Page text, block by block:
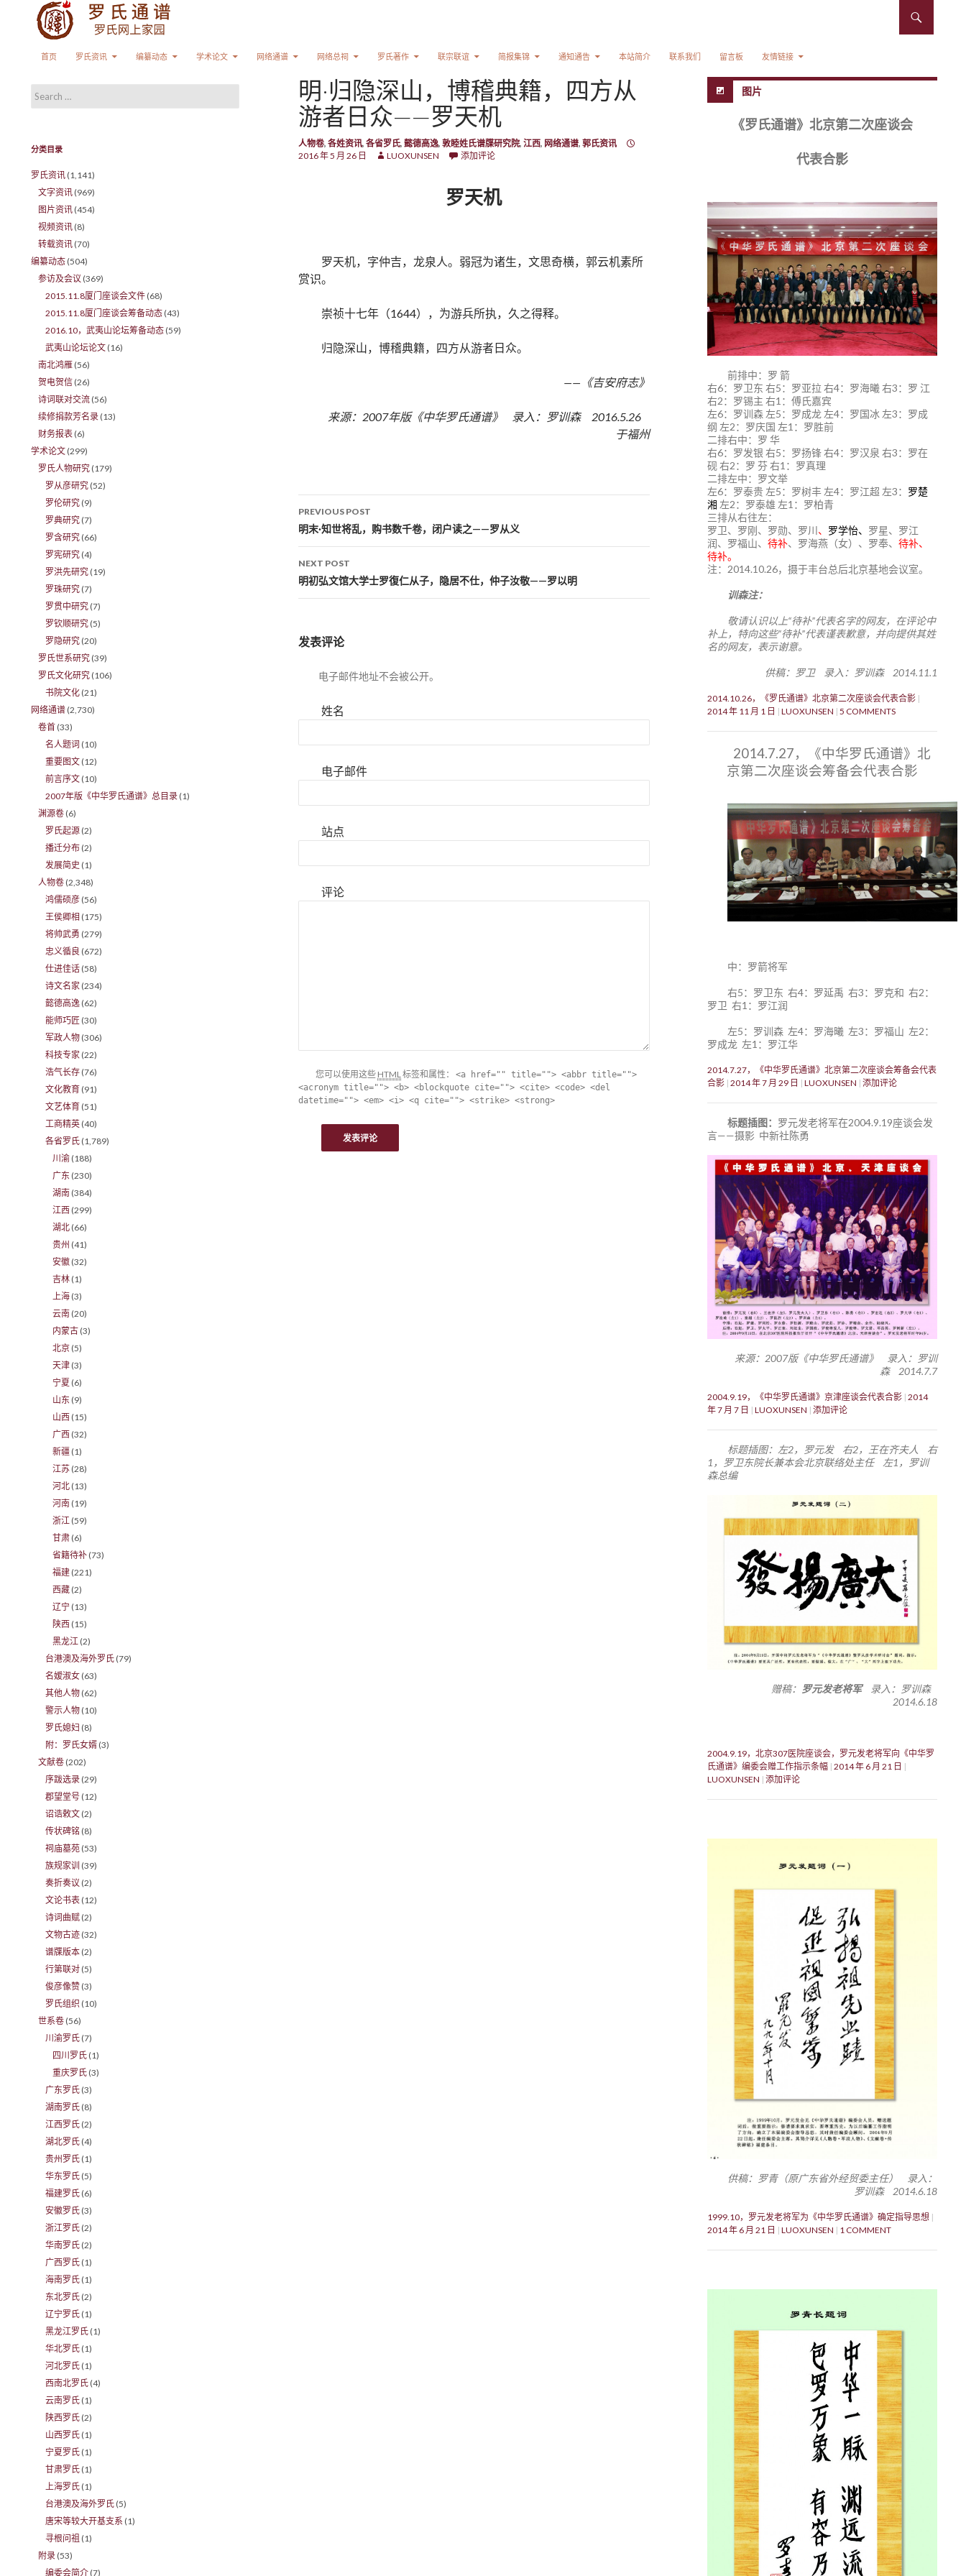
首页
罗氏资讯 编纂动态 学术论文 网络通谱 网络总祠 罗氏著作 联宗联谊 简报集锦 通知通告 本站简介 联系我们 留言板 友情链接
明·归隐深山，博稽典籍，四方从
游者日众——罗天机
人物卷, 各姓资讯, 各省罗氏, 懿德高逸, 敦睦姓氏谱牒研究院, 江西, 网络通谱, 郭氏资讯
2016 年 5 月 26 日
LUOXUNSEN 添加评论
罗天机
罗天机，字仲吉，龙泉人。弱冠为诸生，文思奇横，郭云机素所
赏识。
崇祯十七年（1644），为游兵所执，久之得释。
归隐深山，博稽典籍，四方从游者日众。
——《吉安府志》
来源：2007年版《中华罗氏通谱》 录入：罗训森 2016.5.26
于福州
Post navigation
PREVIOUS POST
明末·知世将乱，购书数千卷，闭户读之——罗从义
NEXT POST
明初弘文馆大学士罗復仁从子，隐居不仕，仲子汝敬——罗以明
发表评论
电子邮件地址不会被公开。
姓名
电子邮件
站点
评论
您可以使用这些 HTML标签和属性： <a href="" title=""> <abbr title="">
<acronym title=""> <b> <blockquote cite=""> <cite> <code> <del
datetime=""> <em> <i> <q cite=""> <strike> <strong>
图片
《罗氏通谱》北京第二次座谈会
代表合影
前排中：罗 箭
右6：罗卫东 右5：罗亚拉 右4：罗海曦 右3：罗 江
右2：罗锡主 右1：傅氏嘉宾
左6：罗训森 左5：罗成龙 左4：罗国冰 左3：罗成
纲 左2：罗庆国 左1：罗胜前
二排右中：罗 华
右6：罗发银 右5：罗扬锋 右4：罗汉泉 右3：罗在
砚 右2：罗 芬 右1：罗真理
二排左中：罗文举
左6：罗泰贵 左5：罗树丰 左4：罗江超 左3： 罗楚
湘 左2：罗泰雄 左1：罗柏青
三排从右往左：
罗卫、罗刚、罗勋、罗川、 罗学怡、 罗星、罗江
润、罗福山、 待补、罗海燕（女）、罗奉、 待补、
待补。
注：2014.10.26，摄于丰台总后北京基地会议室。
训森注：
敬请认识以上“待补”代表名字的网友，在评论中
补上，特向这些“待补”代表谨表歉意，并向提供其姓
名的网友，表示谢意。
供稿：罗卫 录入：罗训森 2014.11.1
2014.10.26，《罗氏通谱》北京第二次座谈会代表合影
2014 年 11 月 1 日
LUOXUNSEN 5 COMMENTS
2014.7.27，《中华罗氏通谱》北
京第二次座谈会筹备会代表合影
中：罗箭将军
右5：罗卫东 右4：罗延禹 右3：罗克和 右2：
罗卫 右1：罗江润
左5：罗训森 左4：罗海曦 左3：罗福山 左2：
罗成龙 左1：罗江华
2014.7.27，《中华罗氏通谱》北京第二次座谈会筹备会代表
合影 2014 年 7 月 29 日 LUOXUNSEN 添加评论
标题插图： 罗元发老将军在2004.9.19座谈会发
言——摄影 中新社陈勇
来源：2007版《中华罗氏通谱》 录入：罗训
森 2014.7.7
2004.9.19，《中华罗氏通谱》京津座谈会代表合影 2014
年 7 月 7 日
LUOXUNSEN 添加评论
标题插图：左2，罗元发 右2，王在齐夫人 右
1，罗卫东院长兼本会北京联络处主任 左1，罗训
森总编
赠稿： 罗元发老将军录入：罗训森
2014.6.18
2004.9.19，北京307医院座谈会，罗元发老将军向《中华罗
氏通谱》编委会赠工作指示条幅 2014 年 6 月 21 日
LUOXUNSEN 添加评论
供稿：罗青（原广东省外经贸委主任） 录入：
罗训森 2014.6.18
1999.10，罗元发老将军为《中华罗氏通谱》确定指导思想
2014 年 6 月 21 日
LUOXUNSEN 1 COMMENT
Search for:
分类目录
罗氏资讯 (1,141)
文字资讯 (969)
图片资讯 (454)
视频资讯 (8)
转载资讯 (70)
编纂动态 (504)
参访及会议 (369)
2015.11.8厦门座谈会文件 (68)
2015.11.8厦门座谈会筹备动态 (43)
2016.10，武夷山论坛筹备动态 (59)
武夷山论坛论文 (16)
南北鸿雁 (56)
贺电贺信 (26)
诗词联对交流 (56)
续修捐款芳名录 (13)
财务报表 (6)
学术论文 (299)
罗氏人物研究 (179)
罗从彦研究 (52)
罗伦研究 (9)
罗典研究 (7)
罗含研究 (66)
罗宪研究 (4)
罗洪先研究 (19)
罗珠研究 (7)
罗贯中研究 (7)
罗钦顺研究 (5)
罗隐研究 (20)
罗氏世系研究 (39)
罗氏文化研究 (106)
书院文化 (21)
网络通谱 (2,730)
卷首 (33)
名人题词 (10)
重要图文 (12)
前言序文 (10)
2007年版《中华罗氏通谱》总目录 (1)
渊源卷 (6)
罗氏起源 (2)
播迁分布 (2)
发展简史 (1)
人物卷 (2,348)
鸿儒硕彦 (56)
王侯卿相 (175)
将帅武勇 (279)
忠义循良 (672)
仕进佳话 (58)
诗文名家 (234)
懿德高逸 (62)
能师巧匠 (30)
军政人物 (306)
科技专家 (22)
浩气长存 (76)
文化教育 (91)
文艺体育 (51)
工商精英 (40)
各省罗氏 (1,789)
川渝 (188)
广东 (230)
湖南 (384)
江西 (299)
湖北 (66)
贵州 (41)
安徽 (32)
吉林 (1)
上海 (3)
云南 (20)
内蒙古 (3)
北京 (5)
天津 (3)
宁夏 (6)
山东 (9)
山西 (15)
广西 (32)
新疆 (1)
江苏 (28)
河北 (13)
河南 (19)
浙江 (59)
甘肃 (6)
省籍待补 (73)
福建 (221)
西藏 (2)
辽宁 (13)
陕西 (15)
黑龙江 (2)
台港澳及海外罗氏 (79)
名嫒淑女 (63)
其他人物 (62)
警示人物 (10)
罗氏媳妇 (8)
附：罗氏女婿 (3)
文献卷 (202)
序跋选录 (29)
郡望堂号 (12)
诏诰敕文 (2)
传状碑铭 (8)
祠庙墓苑 (53)
族规家训 (39)
奏折奏议 (2)
文论书表 (12)
诗词曲赋 (2)
文物古迹 (32)
谱牒版本 (2)
行第联对 (5)
俊彦像赞 (3)
罗氏组织 (10)
世系卷 (56)
川渝罗氏 (7)
四川罗氏 (1)
重庆罗氏 (3)
广东罗氏 (3)
湖南罗氏 (8)
江西罗氏 (2)
湖北罗氏 (4)
贵州罗氏 (1)
华东罗氏 (5)
福建罗氏 (6)
安徽罗氏 (3)
浙江罗氏 (2)
华南罗氏 (2)
广西罗氏 (1)
海南罗氏 (1)
东北罗氏 (2)
辽宁罗氏 (1)
黑龙江罗氏 (1)
华北罗氏 (1)
河北罗氏 (1)
西南北罗氏 (4)
云南罗氏 (1)
陕西罗氏 (2)
山西罗氏 (1)
宁夏罗氏 (1)
甘肃罗氏 (1)
上海罗氏 (1)
台港澳及海外罗氏 (5)
唐宋等较大开基支系 (1)
寻根问祖 (1)
附录 (53)
编委会简介 (7)